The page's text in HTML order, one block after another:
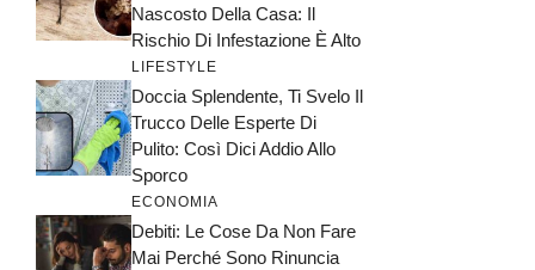
Nascosto Della Casa: Il
Rischio Di Infestazione È Alto
LIFESTYLE
Doccia Splendente, Ti Svelo Il
Trucco Delle Esperte Di
Pulito: Così Dici Addio Allo
Sporco
ECONOMIA
Debiti: Le Cose Da Non Fare
Mai Perché Sono Rinuncia